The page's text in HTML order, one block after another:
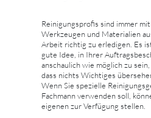
Reinigungsprofis sind immer
Werkzeugen und Materialien
Arbeit richtig zu erledigen. Es
gute Idee, in Ihrer
anschaulich wie möglich zu
dass nichts Wichtiges
Wenn Sie spezielle
Fachmann verwenden soll,
eigenen zur Verfügung stellen.